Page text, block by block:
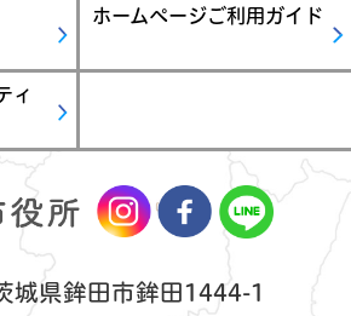
ホームページご利用ガイド
ィ
城県鉾田市鉾田1444-1